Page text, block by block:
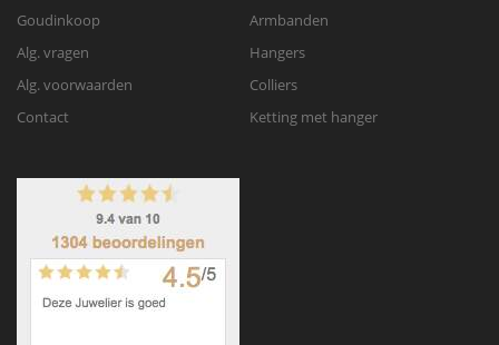
Goudinkoop
Alg. vragen
Alg. voorwaarden
Contact
Armbanden
Hangers
Colliers
Ketting met hanger